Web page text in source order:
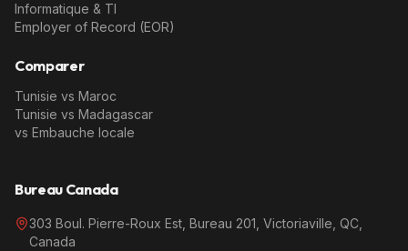
Informatique & TI
Employer of Record (EOR)
Comparer
Tunisie vs Maroc
Tunisie vs Madagascar
vs Embauche locale
Bureau Canada
303 Boul. Pierre-Roux Est, Bureau 201, Victoriaville, QC,
Canada